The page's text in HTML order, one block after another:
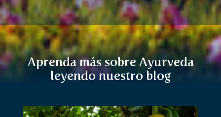
Aprenda más sobre Ayurveda
leyendo nuestro blog